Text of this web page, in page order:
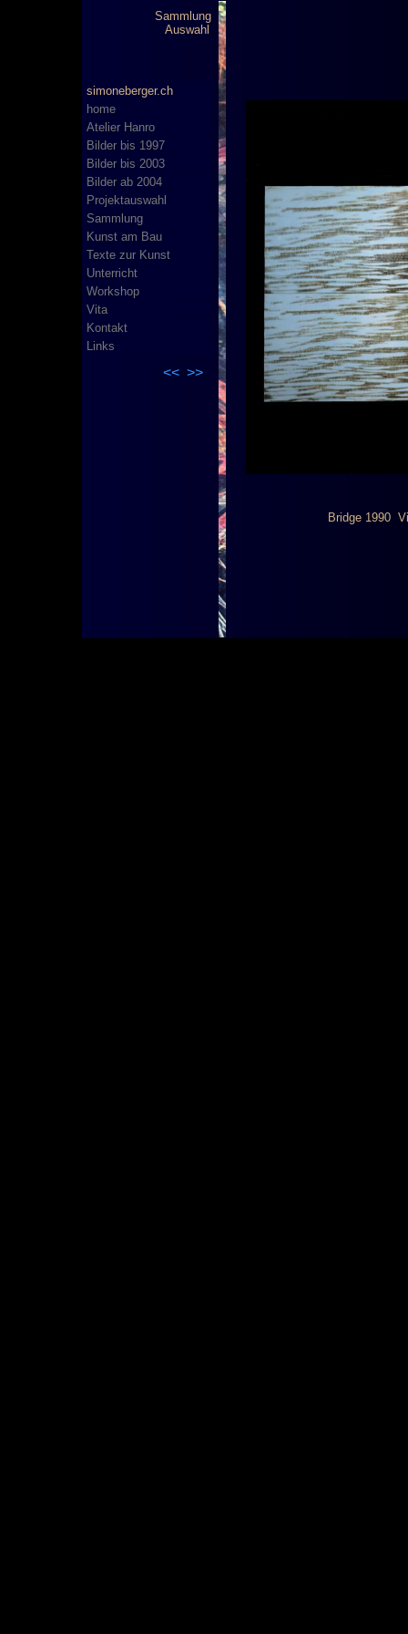
simoneberger.ch
home
Atelier Hanro
Bilder bis 1997
Bilder bis 2003
Bilder ab 2004
Projektauswahl
Sammlung
Kunst am Bau
Texte zur Kunst
Unterricht
Workshop
Vita
Kontakt
Links
Bridge 1990
<< >>
Sammlung
Auswahl